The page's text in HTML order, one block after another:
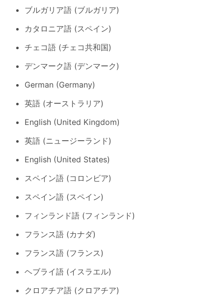
ブルガリア語 (ブルガリア)
カタロニア語 (スペイン)
チェコ語 (チェコ共和国)
デンマーク語 (デンマーク)
German (Germany)
英語 (オーストラリア)
English (United Kingdom)
英語 (ニュージーランド)
English (United States)
スペイン語 (コロンビア)
スペイン語 (スペイン)
フィンランド語 (フィンランド)
フランス語 (カナダ)
フランス語 (フランス)
ヘブライ語 (イスラエル)
クロアチア語 (クロアチア)